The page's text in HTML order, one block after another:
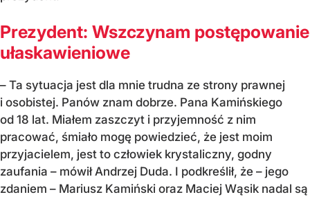
Prezydent: Wszczynam postępowanie
ułaskawieniowe
– Ta sytuacja jest dla mnie trudna ze strony prawnej
i osobistej. Panów znam dobrze. Pana Kamińskiego
od 18 lat. Miałem zaszczyt i przyjemność z nim
pracować, śmiało mogę powiedzieć, że jest moim
przyjacielem, jest to człowiek krystaliczny, godny
zaufania – mówił Andrzej Duda. I podkreślił, że – jego
zdaniem – Mariusz Kamiński oraz Maciej Wąsik nadal są